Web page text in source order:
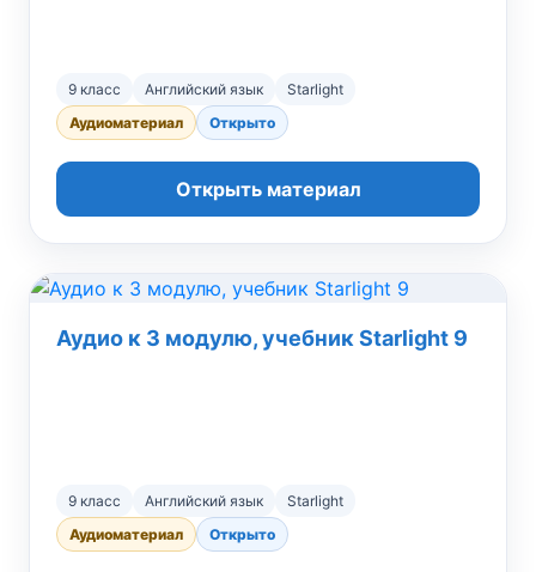
9 класс Английский язык
Starlight
Аудиоматериал
Открыто
Открыть материал
Аудио к 3 модулю, учебник Starlight 9
9 класс Английский язык
Starlight
Аудиоматериал
Открыто